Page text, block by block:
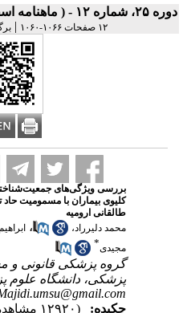
دوره ۲۵، شماره ۱۲ - ( ماهنامه اسفند ۱۳۹۳ )
۱۲ صفحات ۱۰۶۶-۱۰۶۰
|
بررسی ویژگی‌های
کلیوی بیماران با مسمومیت حاد
طالقانی ارومیه
محمد دلیرراد،
،
مجیدی*
گروه پزشکی قانونی و
پزشکی، دانشگاه علوم
چکیده:
(۱۲۹۲۰ مشاهده)